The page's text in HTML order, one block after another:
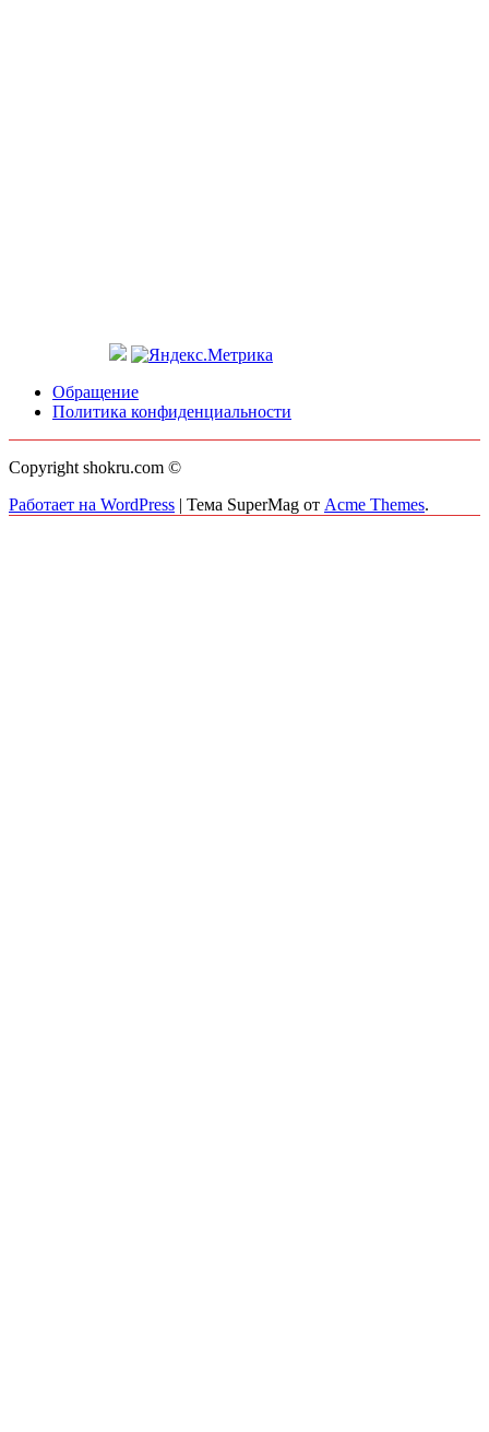
Обращение
Политика конфиденциальности
Copyright shokru.com ©
Работает на WordPress | Тема SuperMag от Acme Themes.